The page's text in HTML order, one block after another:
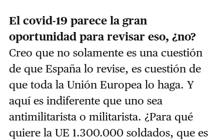
El covid-19 parece la gran
oportunidad para revisar eso, ¿no?
Creo que no solamente es una cuestión
de que España lo revise, es cuestión de
que toda la Unión Europea lo haga. Y
aquí es indiferente que uno sea
antimilitarista o militarista. ¿Para qué
quiere la UE 1.300.000 soldados, que es